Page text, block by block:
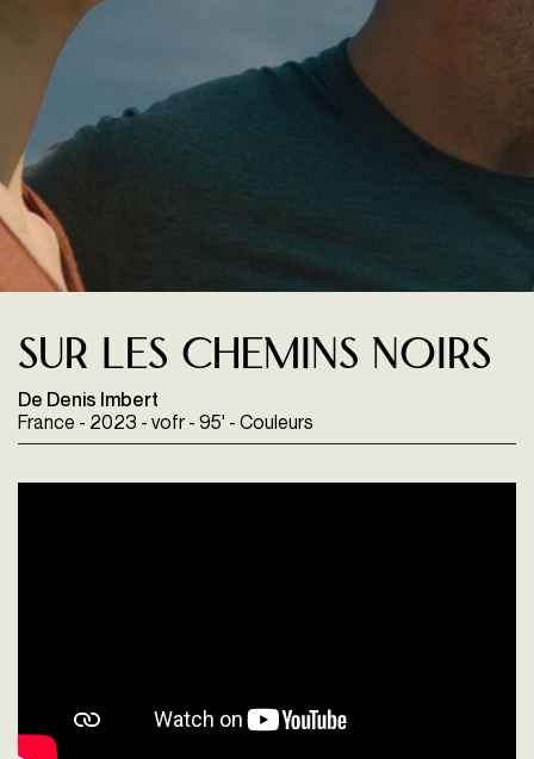
SUR LES CHEMINS NOIRS
De Denis Imbert
France - 2023 - vofr - 95' - Couleurs